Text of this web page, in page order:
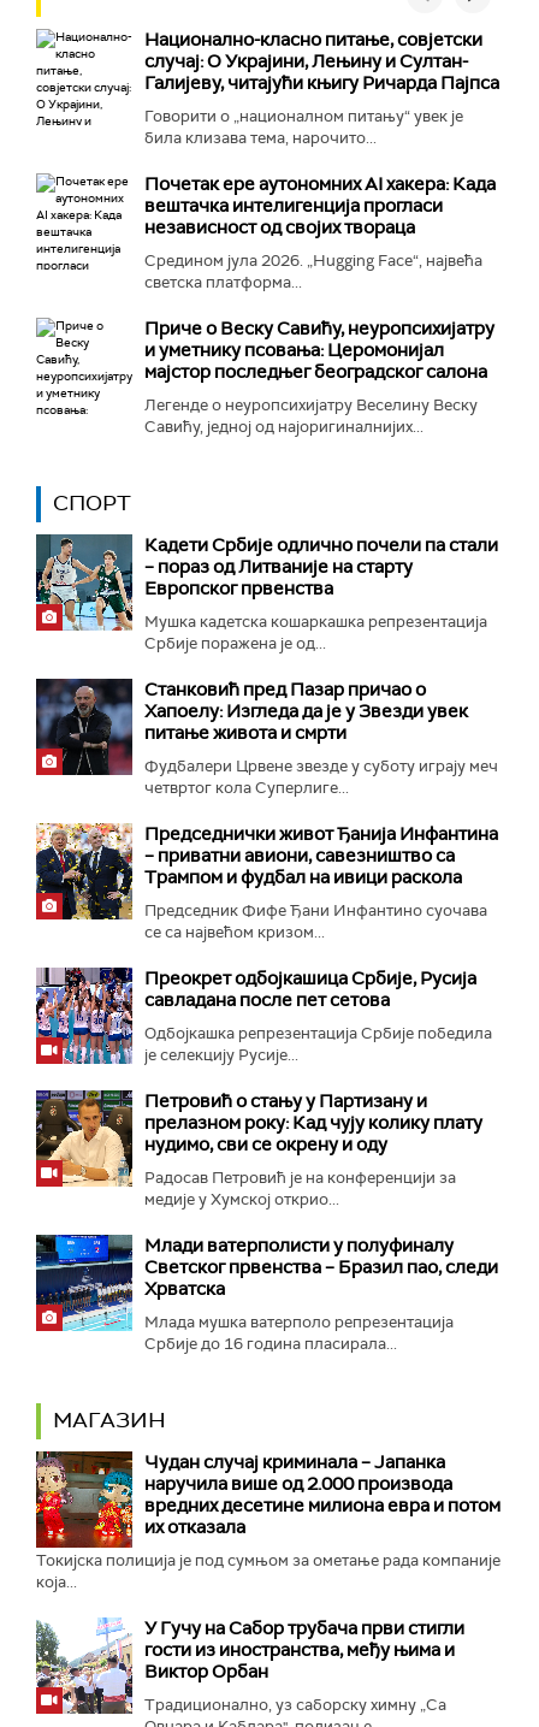
Национално-класнo питање, совјетски
случај: О Украјини, Лењину и Султан-
Галијеву, читајући књигу Ричарда Пајпса
Говорити о „националном питању“ увек је
била клизава тема, нарочито...
Почетак ере аутономних AI хакера: Када
вештачка интелигенција прогласи
независност од својих твораца
Средином јула 2026. „Hugging Face“, највећа
светска платформа...
Приче о Веску Савићу, неуропсихијатру
и уметнику псовања: Церомонијал
мајстор последњег београдског салона
Легенде о неуропсихијатру Веселину Веску
Савићу, једној од најоригиналнијих...
СПОРТ
Кадети Србије одлично почели па стали
– пораз од Литваније на старту
Европског првенства
Мушка кадетска кошаркашка репрезентација
Србије поражена је од...
Станковић пред Пазар причао о
Хапоелу: Изгледа да је у Звезди увек
питање живота и смрти
Фудбалери Црвене звезде у суботу играју меч
четвртог кола Суперлиге...
Председнички живот Ђанија Инфантина
– приватни авиони, савезништво са
Трампом и фудбал на ивици раскола
Председник Фифе Ђани Инфантино суочава
се са највећом кризом...
Преокрет одбојкашица Србије, Русија
савладана после пет сетова
Одбојкашка репрезентација Србије победила
је селекцију Русије...
Петровић о стању у Партизану и
прелазном року: Кад чују колику плату
нудимо, сви се окрену и оду
Радосав Петровић је на конференцији за
медије у Хумској открио...
Mлади ватерполисти у полуфиналу
Светског првенства – Бразил пао, следи
Хрватска
Млада мушка ватерполо репрезентација
Србије до 16 година пласирала...
МАГАЗИН
Чудан случај криминала – Јапанка
наручила више од 2.000 производа
вредних десетине милиона евра и потом
их отказала
Токијска полиција је под сумњом за ометање рада компаније
која...
У Гучу на Сабор трубача први стигли
гости из иностранства, међу њима и
Виктор Орбан
Традиционално, уз саборску химну „Са